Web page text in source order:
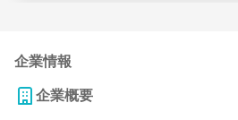
企業情報
企業概要